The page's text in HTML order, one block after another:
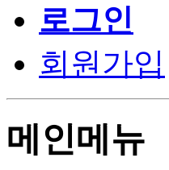
로그인
회원가입
메인메뉴